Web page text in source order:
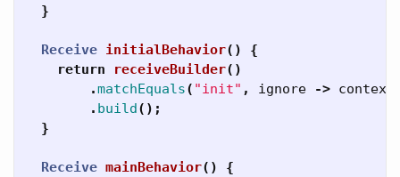
}
Receive initialBehavior()
{
return
receiveBuilder()
.matchEquals( "init" , ignore -> context
. build();
}
Receive mainBehavior()
{